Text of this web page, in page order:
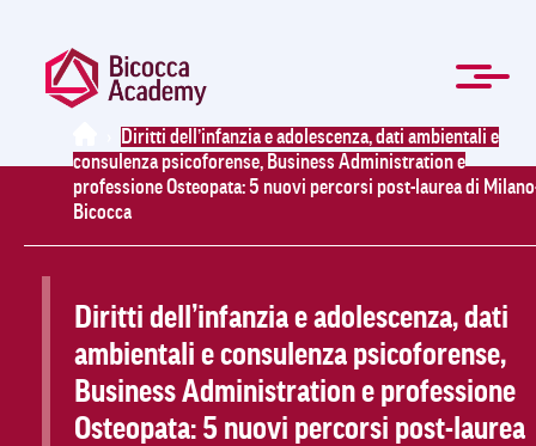
Home
Chi Siamo
La Mission
Organi
Modulistica
Contatti
Agevolazioni
Master e Corsi di perfezionamento
Formazione manageriale e professionale
News
FAQ
Per le Aziende
ENG
Home
Diritti dell’infanzia e adolescenza, dati ambientali e
consulenza psicoforense, Business Administration e
professione Osteopata: 5 nuovi percorsi post-laurea di
Bicocca
Diritti dell’infanzia e adolescenza, dati
ambientali e consulenza psicoforense,
Business Administration e professione
Osteopata: 5 nuovi percorsi post-laurea